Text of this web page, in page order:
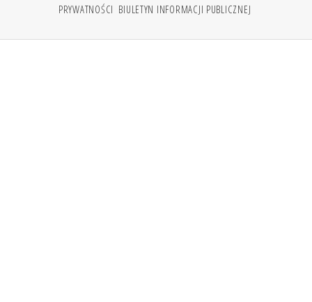
PRYWATNOŚCI BIULETYN INFORMACJI PUBLICZNEJ